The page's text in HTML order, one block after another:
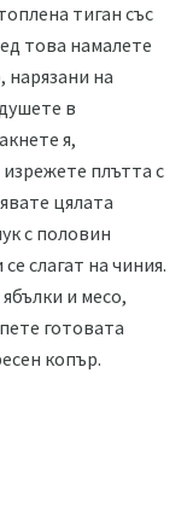
тиган със
това намалете
нарязани на
в
я,
плътта с
цялата
с половин
слагат на чиния.
и месо,
готовата
копър.